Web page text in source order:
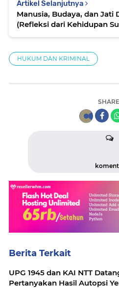
Artikel Selanjutnya
Manusia, Budaya, dan Jati
(Refleksi dari Kehidupan
HUKUM DAN KRIMINAL
SHARE
Berita Terkait
UPG 1945 dan KAI NTT
Pertanyakan Hasil Autopsi